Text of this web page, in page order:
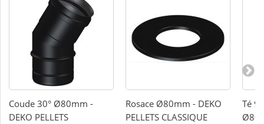
Coude 30° Ø80mm -
DEKO PELLETS
Rosace Ø80mm - DEKO
PELLETS CLASSIQUE
Té